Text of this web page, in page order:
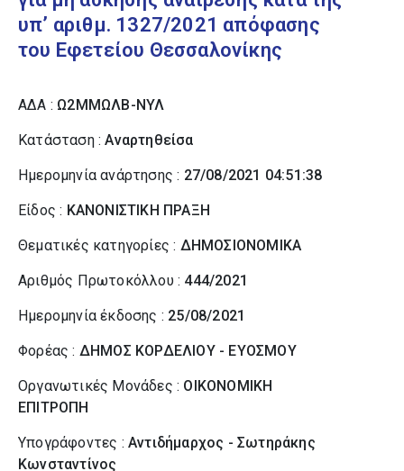
υπ’ αριθμ. 1327/2021 απόφασης
του Εφετείου Θεσσαλονίκης
ΑΔΑ : Ω2ΜΜΩΛΒ-ΝΥΛ
Κατάσταση :Αναρτηθείσα
Ημερομηνία ανάρτησης : 27/08/2021 04:51:38
Είδος : ΚΑΝΟΝΙΣΤΙΚΗ ΠΡΑΞΗ
Θεματικές κατηγορίες : ΔΗΜΟΣΙΟΝΟΜΙΚΑ
Αριθμός Πρωτοκόλλου : 444/2021
Ημερομηνία έκδοσης : 25/08/2021
Φορέας : ΔΗΜΟΣ ΚΟΡΔΕΛΙΟΥ - ΕΥΟΣΜΟΥ
Οργανωτικές Μονάδες : ΟΙΚΟΝΟΜΙΚΗ
ΕΠΙΤΡΟΠΗ
Υπογράφοντες : Αντιδήμαρχος - Σωτηράκης
Κωνσταντίνος